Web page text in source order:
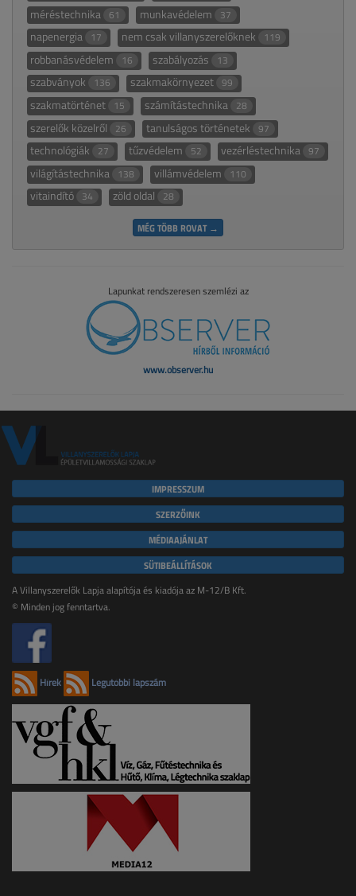
méréstechnika 61 munkavédelem 37
napenergia 17 nem csak villanyszerelőknek 119
robbanásvédelem 16 szabályozás 13
szabványok 136 szakmakörnyezet 99
szakmatörténet 15 számítástechnika 28
szerelők közelről 26 tanulságos történetek 97
technológiák 27 tűzvédelem 52 vezérléstechnika 97
világítástechnika 138 villámvédelem 110
vitaindító 34 zöld oldal 28
MÉG TÖBB ROVAT →
Lapunkat rendszeresen szemlézi az
www.observer.hu
IMPRESSZUM
SZERZŐINK
MÉDIAAJÁNLAT
SÜTIBEÁLLÍTÁSOK
A Villanyszerelők Lapja alapítója és kiadója az M-12/B Kft.
© Minden jog fenntartva.
Hírek Legutóbbi lapszám